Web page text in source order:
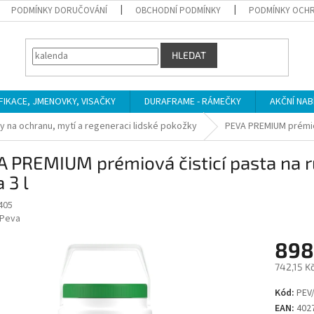
PODMÍNKY DORUČOVÁNÍ OBCHODNÍ PODMÍNKY PODMÍNKY
HLEDAT
JMENOVKY, VISAČKY DURAFRAME - RÁMEČKY
AKČNÍ
na ochranu, mytí a regeneraci lidské pokožky
PEVA PREMIUM
PREMIUM prémiová čisticí pasta
3 l
Peva
742,15
Měrná
cena:
Kód:
EAN: